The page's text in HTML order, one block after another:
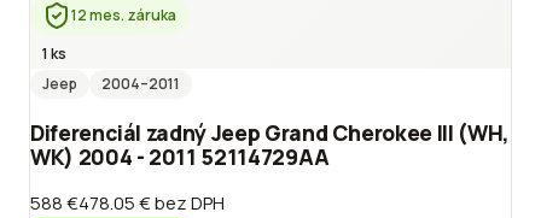
12 mes. záruka
1 ks
Jeep
2004–2011
Diferenciál zadný Jeep Grand Cherokee III (WH,
WK) 2004 - 2011 52114729AA
588 €478.05 €bez DPH